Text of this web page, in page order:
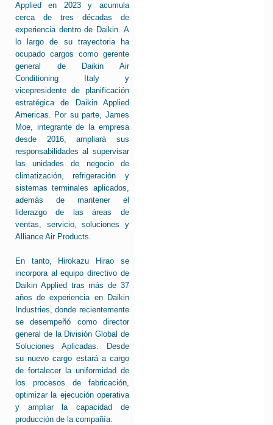
Applied en 2023 y acumula
cerca de tres décadas de
experiencia dentro de Daikin. A
lo largo de su trayectoria ha
ocupado cargos como gerente
general de Daikin Air
Conditioning Italy y
vicepresidente de planificación
estratégica de Daikin Applied
Americas. Por su parte, James
Moe, integrante de la empresa
desde 2016, ampliará sus
responsabilidades al supervisar
las unidades de negocio de
climatización, refrigeración y
sistemas terminales aplicados,
además de mantener el
liderazgo de las áreas de
ventas, servicio, soluciones y
Alliance Air Products.
En tanto, Hirokazu Hirao se
incorpora al equipo directivo de
Daikin Applied tras más de 37
años de experiencia en Daikin
Industries, donde recientemente
se desempeñó como director
general de la División Global de
Soluciones Aplicadas. Desde
su nuevo cargo estará a cargo
de fortalecer la uniformidad de
los procesos de fabricación,
optimizar la ejecución operativa
y ampliar la capacidad de
producción de la compañía.